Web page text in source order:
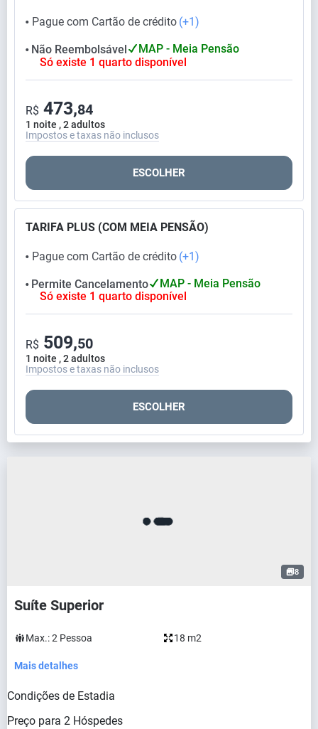
⬤ Pague com Cartão de crédito (+1)
⬤ Não Reembolsável
MAP - Meia Pensão
Só existe 1 quarto disponível
1 noite , 2 adultos
R$ 473,84
Impostos e taxas não inclusos
ESCOLHER
TARIFA PLUS (COM MEIA PENSÃO)
⬤ Pague com Cartão de crédito (+1)
⬤ Permite Cancelamento
MAP - Meia Pensão
Só existe 1 quarto disponível
1 noite , 2 adultos
R$ 509,50
Impostos e taxas não inclusos
ESCOLHER
8
Suíte Superior
Max.:2 Pessoa 18 m2
Mais detalhes
Condições de Estadia
Preço para 2 Hóspedes